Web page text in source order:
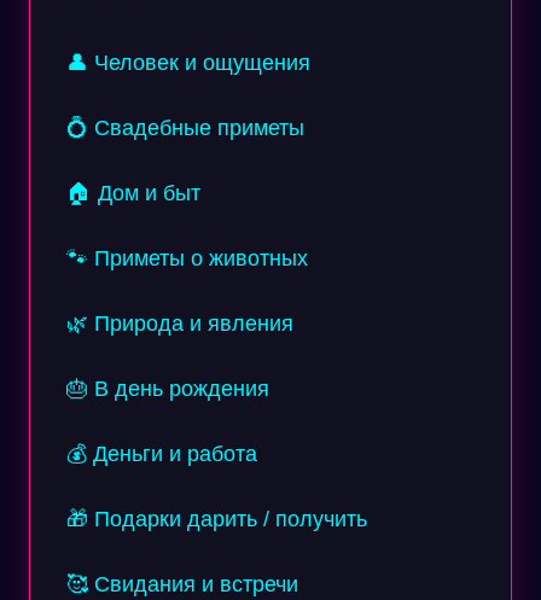
👤 Человек и ощущения
💍 Свадебные приметы
🏠 Дом и быт
🐾 Приметы о животных
🌿 Природа и явления
🎂 В день рождения
💰 Деньги и работа
🎁 Подарки дарить / получить
🥰 Свидания и встречи